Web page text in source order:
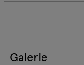
Galerie